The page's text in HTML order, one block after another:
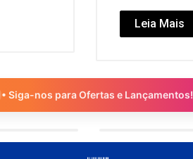
Leia Mais
• Siga-nos para Ofertas e Lançamentos!